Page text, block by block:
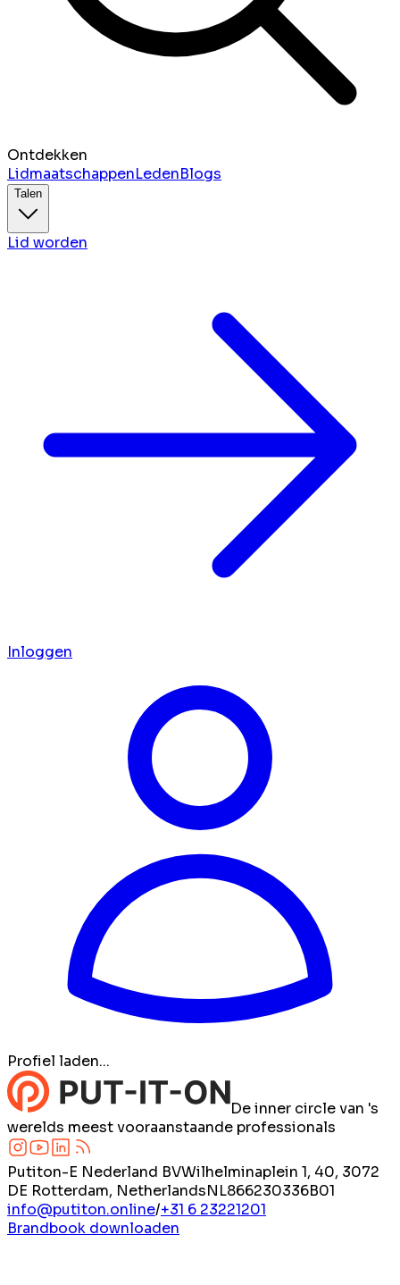
Ontdekken
LidmaatschappenLedenBlogs
Talen
Lid worden
Inloggen
Profiel laden...
De inner circle van 's
werelds meest vooraanstaande professionals
Putiton-E Nederland BVWilhelminaplein 1, 40, 3072
DE Rotterdam, NetherlandsNL866230336B01
info@putiton.online/+31 6 23221201
Brandbook downloaden